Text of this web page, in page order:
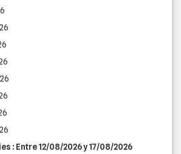
: Entre 12/08/2026 y 17/08/2026